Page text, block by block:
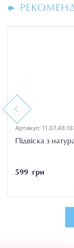
Previous
Артикул:
Підвіска з
599 грн